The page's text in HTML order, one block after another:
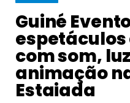
Guiné
com som,
animação
Estaiada